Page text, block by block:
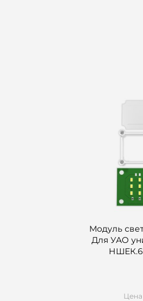
Модуль
Для УАО